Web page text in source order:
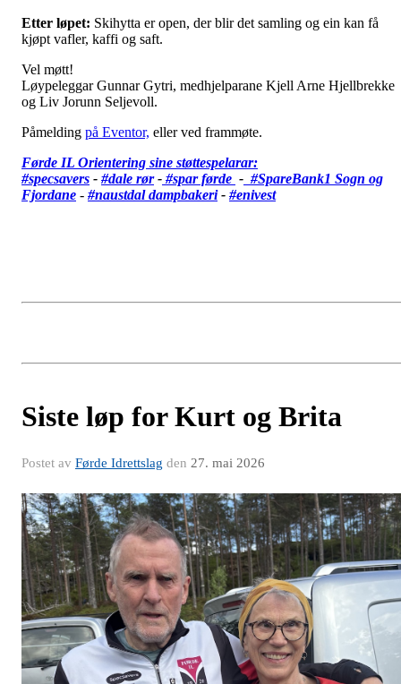
Etter løpet: Skihytta er open, der blir det samling og ein kan få
kjøpt vafler, kaffi og saft.
Vel møtt!
Løypeleggar Gunnar Gytri, medhjelparane Kjell Arne Hjellbrekke
og Liv Jorunn Seljevoll.
Påmelding på Eventor, eller ved frammøte.
Førde IL Orientering sine støttespelarar:
#specsavers - #dale rør- #spar førde - #SpareBank1 Sogn og
Fjordane - #naustdal dampbakeri - #enivest
Siste løp for Kurt og Brita
Postet av Førde Idrettslag den 27. mai 2026